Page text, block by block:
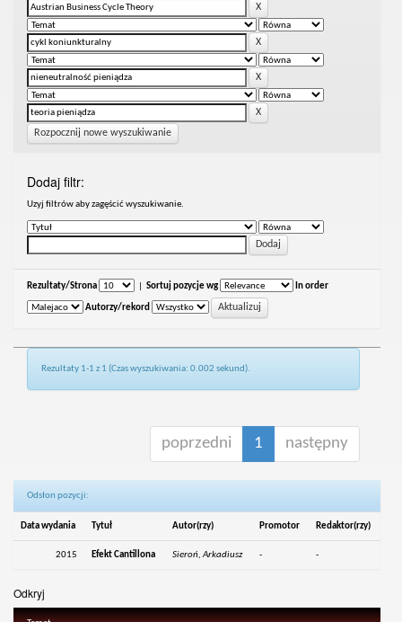
Rozpocznij nowe wyszukiwanie
Dodaj filtr:
Uzyj filtrów aby zagęścić wyszukiwanie.
Rezultaty/Strona Sortuj pozycje wg In order
Autorzy/rekord
Rezultaty 1-1 z 1 (Czas wyszukiwania: 0.002 sekund).
poprzedni 1 następny
Odsłon pozycji:
Data wydania Tytuł Autor(rzy) Promotor Redaktor(rzy)
2015 Efekt Cantillona Sieroń, Arkadiusz - -
Odkryj